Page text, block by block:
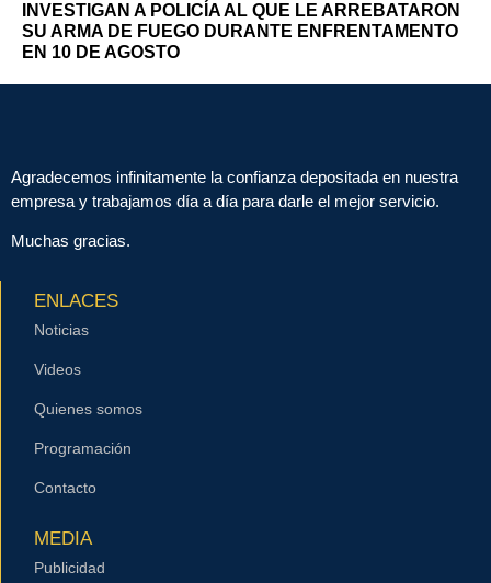
INVESTIGAN A POLICÍA AL QUE LE ARREBATARON
SU ARMA DE FUEGO DURANTE ENFRENTAMENTO
EN 10 DE AGOSTO
Agradecemos infinitamente la confianza depositada en nuestra
empresa y trabajamos día a día para darle el mejor servicio.
Muchas gracias.
ENLACES
Noticias
Videos
Quienes somos
Programación
Contacto
MEDIA
Publicidad